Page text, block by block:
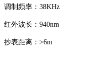
调制频率：38KHz
红外波长：940nm
抄表距离：>6m